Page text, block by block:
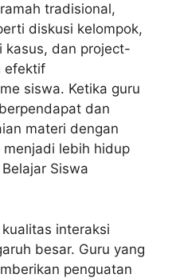
tradisional,
diskusi kelompok,
kasus, dan project-
efektif
siswa. Ketika guru
dan
materi dengan
lebih hidup
Siswa
interaksi
besar. Guru yang
penguatan